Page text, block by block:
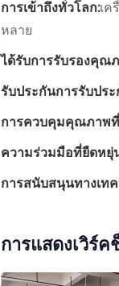
การเข้าถึงทั่วโลก:เค
หลาย
ได้รับการรับรองคุณ
รับประกันการรับประ
การควบคุมคุณภาพที่
ความร่วมมือที่ยืดหยุ่
การสนับสนุนทางเท
การแสดงเวิร์ค